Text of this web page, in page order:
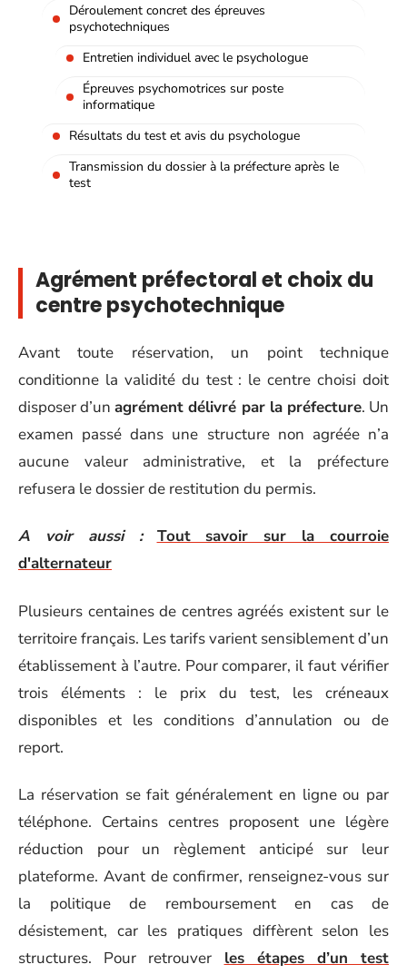
Déroulement concret des épreuves
psychotechniques
Entretien individuel avec le psychologue
Épreuves psychomotrices sur poste
informatique
Résultats du test et avis du psychologue
Transmission du dossier à la préfecture après le
test
Agrément préfectoral et choix du
centre psychotechnique
Avant toute réservation, un point technique
conditionne la validité du test : le centre choisi doit
disposer d’unagrément délivré par la préfecture. Un
examen passé dans une structure non agréée n’a
aucune valeur administrative, et la préfecture
refusera le dossier de restitution du permis.
A voir aussi :
Tout savoir sur la courroie
d'alternateur
Plusieurs centaines de centres agréés existent sur le
territoire français. Les tarifs varient sensiblement d’un
établissement à l’autre. Pour comparer, il faut vérifier
trois éléments : le prix du test, les créneaux
disponibles et les conditions d’annulation ou de
report.
La réservation se fait généralement en ligne ou par
téléphone. Certains centres proposent une légère
réduction pour un règlement anticipé sur leur
plateforme. Avant de confirmer, renseignez-vous sur
la politique de remboursement en cas de
désistement, car les pratiques diffèrent selon les
structures. Pour retrouver les étapes d’un test